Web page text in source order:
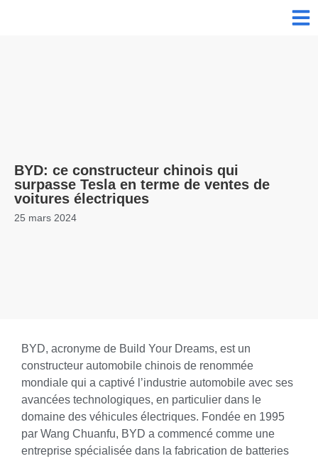
BYD: ce constructeur chinois qui
surpasse Tesla en terme de ventes de
voitures électriques
25 mars 2024
BYD, acronyme de Build Your Dreams, est un
constructeur automobile chinois de renommée
mondiale qui a captivé l’industrie automobile avec ses
avancées technologiques, en particulier dans le
domaine des véhicules électriques. Fondée en 1995
par Wang Chuanfu, BYD a commencé comme une
entreprise spécialisée dans la fabrication de batteries